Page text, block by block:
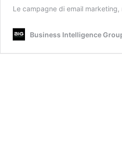
Le campagne di email
Business Intelligence